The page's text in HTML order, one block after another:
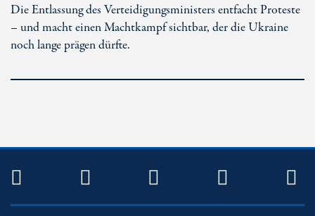
Die Entlassung des Verteidigungsministers entfacht Proteste
– und macht einen Machtkampf sichtbar, der die Ukraine
noch lange prägen dürfte.
TWITTERFACEBOOKINSTAGRAM